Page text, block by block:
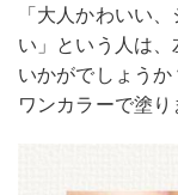
「大人かわいい
い」という人は
いかがでしょう
ワンカラーで塗り